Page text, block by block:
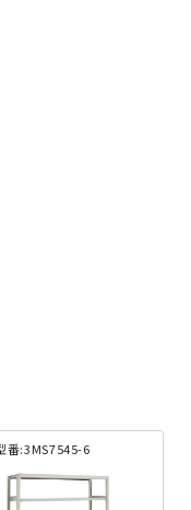
番:3MS7545-6